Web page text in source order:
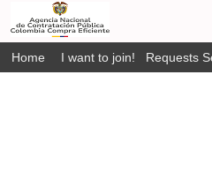
Home I want to join! Requests